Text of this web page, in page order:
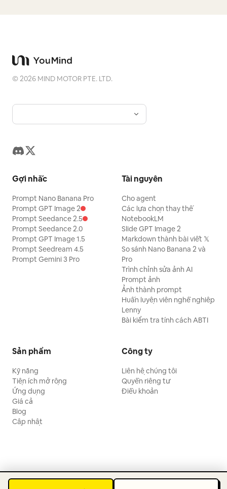
©2026 MIND MOTOR PTE. LTD.
Gợi nhắc
Prompt Nano Banana Pro
Prompt GPT Image 2
Prompt Seedance 2.5
Prompt Seedance 2.0
Prompt GPT Image 1.5
Prompt Seedream 4.5
Prompt Gemini 3 Pro
Tài nguyên
Cho agent
Các lựa chọn thay thế
NotebookLM
Slide GPT Image 2
Markdown thành bài viết 𝕏
So sánh Nano Banana 2 và
Pro
Trình chỉnh sửa ảnh AI
Prompt ảnh
Ảnh thành prompt
Huấn luyện viên nghề nghiệp
Lenny
Bài kiểm tra tính cách ABTI
Sản phẩm
Kỹ năng
Tiện ích mở rộng
Ứng dụng
Giá cả
Blog
Cập nhật
Công ty
Liên hệ chúng tôi
Quyền riêng tư
Điều khoản